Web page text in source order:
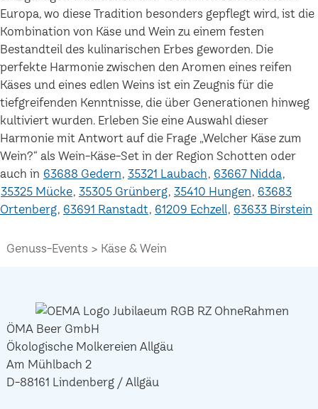
Europa, wo diese Tradition besonders gepflegt wird, ist die
Kombination von Käse und Wein zu einem festen
Bestandteil des kulinarischen Erbes geworden. Die
perfekte Harmonie zwischen den Aromen eines reifen
Käses und eines edlen Weins ist ein Zeugnis für die
tiefgreifenden Kenntnisse, die über Generationen hinweg
kultiviert wurden. Erleben Sie eine Auswahl dieser
Harmonie mit Antwort auf die Frage „Welcher Käse zum
Wein?“ als Wein-Käse-Set in der Region Schotten oder
auch in 63688 Gedern 35321 Laubach 63667 Nidda
35325 Mücke 35305 Grünberg 35410 Hungen 63683
Ortenberg 63691 Ranstadt 61209 Echzell 63633 Birstein
Genuss-Events Käse & Wein
ÖMA Beer GmbH
Ökologische Molkereien Allgäu
Am Mühlbach 2
D-88161 Lindenberg / Allgäu